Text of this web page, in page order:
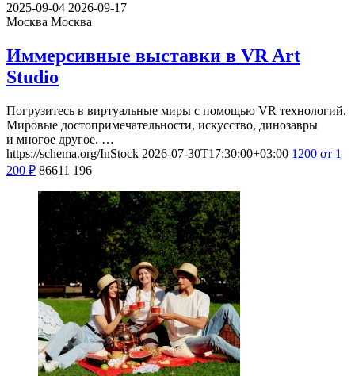
2025-09-04 2026-09-17
Москва Москва
Иммерсивные выставки в VR Art
Studio
Погрузитесь в виртуальные миры с помощью VR технологий.
Мировые достопримечательности, искусство, динозавры
и многое другое. …
https://schema.org/InStock 2026-07-30T17:30:00+03:00 1200 от 1
200 ₽ 86611 196